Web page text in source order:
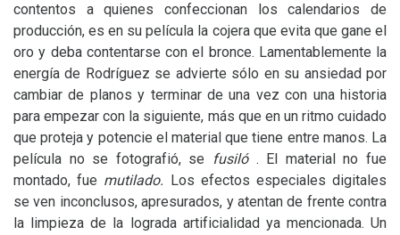
contentos a quienes confeccionan los calendarios de
producción, es en su película la cojera que evita que gane el
oro y deba contentarse con el bronce. Lamentablemente la
energía de Rodríguez se advierte sólo en su ansiedad por
cambiar de planos y terminar de una vez con una historia
para empezar con la siguiente, más que en un ritmo cuidado
que proteja y potencie el material que tiene entre manos. La
película no se fotografió, se
fusiló . El material no fue
montado, fue mutilado. Los efectos especiales digitales
se ven inconclusos, apresurados, y atentan de frente contra
la limpieza de la lograda artificialidad ya mencionada. Un